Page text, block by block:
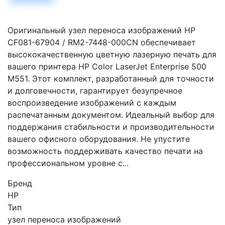
Оригинальный узел переноса изображений HP
CF081-67904 / RM2-7448-000CN обеспечивает
высококачественную цветную лазерную печать для
вашего принтера HP Color LaserJet Enterprise 500
M551. Этот комплект, разработанный для точности
и долговечности, гарантирует безупречное
воспроизведение изображений с каждым
распечатанным документом. Идеальный выбор для
поддержания стабильности и производительности
вашего офисного оборудования. Не упустите
возможность поддерживать качество печати на
профессиональном уровне с...
Бренд
HP
Тип
узел переноса изображений